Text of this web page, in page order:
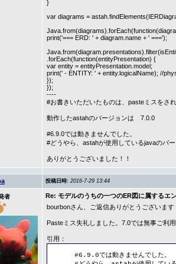
}
var diagrams =
print('=== ERD: ' + diagram.name + ' ===');
.forEach(function(entityPresentation) {
var entity = entityPresentation.model;
print(' - ENTITY: ' + entity.logicalName); //
});
});
----
#お書きいただいたものは、pasteミスをさ
動作したastahのバージョンは 7.0.0
#6.9.0では動きませんでした。
#どうやら、astahが使用しているjavaのバ
ありがとうございました！！
投稿日時: 2016-7-29 13:44
者
Re: モデルのうちの一つのER図に属するエ
bourbonさん、ご返信ありがとうございます
Pasteミス失礼しました。7.0では無事ご利
引用：
#6.9.0では動きませんでした。